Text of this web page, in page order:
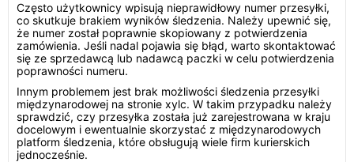
Często użytkownicy wpisują nieprawidłowy numer przesyłki,
co skutkuje brakiem wyników śledzenia. Należy upewnić się,
że numer został poprawnie skopiowany z potwierdzenia
zamówienia. Jeśli nadal pojawia się błąd, warto skontaktować
się ze sprzedawcą lub nadawcą paczki w celu potwierdzenia
poprawności numeru.
Innym problemem jest brak możliwości śledzenia przesyłki
międzynarodowej na stronie xylc. W takim przypadku należy
sprawdzić, czy przesyłka została już zarejestrowana w kraju
docelowym i ewentualnie skorzystać z międzynarodowych
platform śledzenia, które obsługują wiele firm kurierskich
jednocześnie.